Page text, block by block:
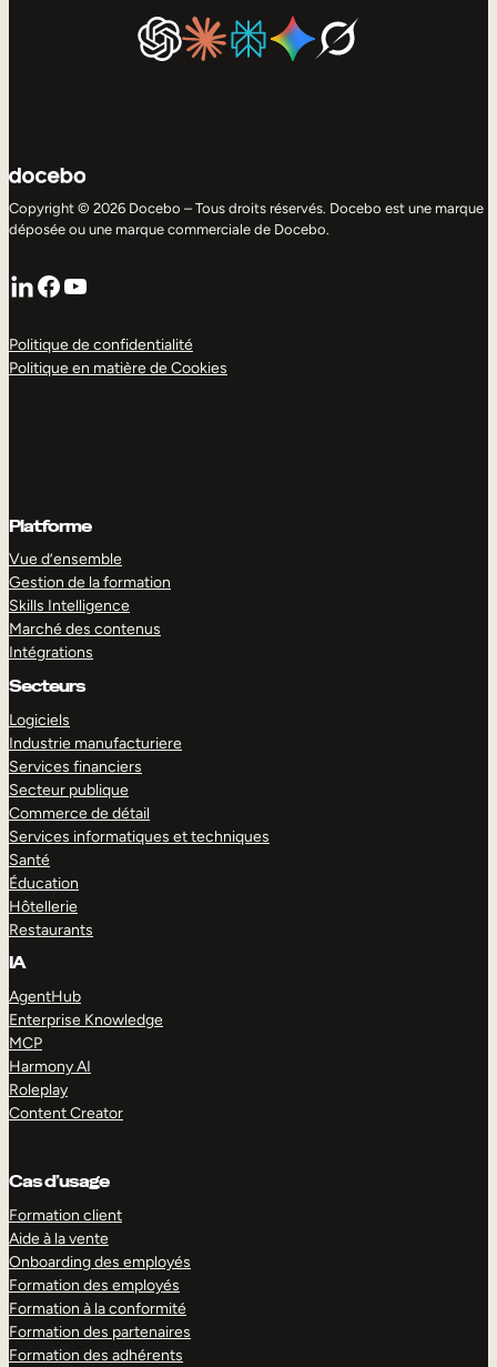
Copyright © 2026 Docebo – Tous droits réservés. Docebo est une marque
déposée ou une marque commerciale de Docebo.
LinkedIn
Facebook
YouTube
Politique de confidentialité
Politique en matière de Cookies
Platforme
Vue d’ensemble
Gestion de la formation
Skills Intelligence
Marché des contenus
Intégrations
Secteurs
Logiciels
Industrie manufacturiere
Services financiers
Secteur publique
Commerce de détail
Services informatiques et techniques
Santé
Éducation
Hôtellerie
Restaurants
IA
AgentHub
Enterprise Knowledge
MCP
Harmony AI
Roleplay
Content Creator
Cas d’usage
Formation client
Aide à la vente
Onboarding des employés
Formation des employés
Formation à la conformité
Formation des partenaires
Formation des adhérents